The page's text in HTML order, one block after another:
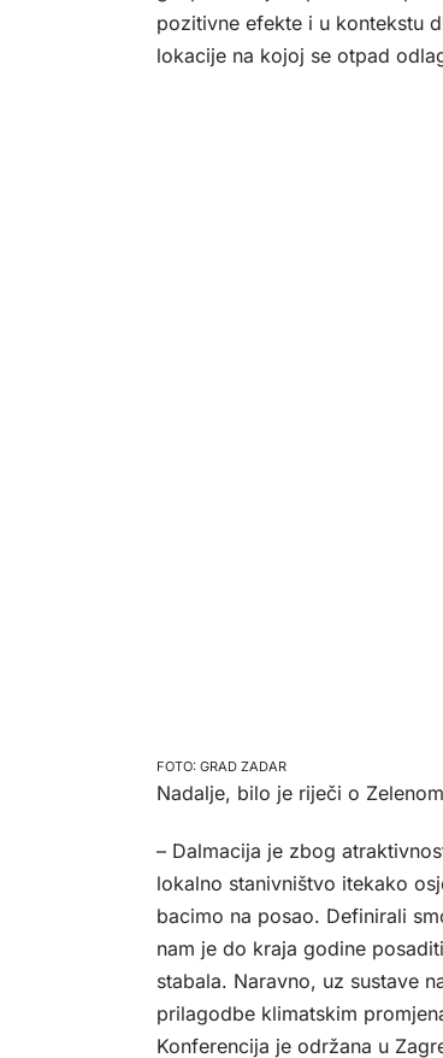
pozitivne efekte i u kontekstu
lokacije na kojoj se otpad
GRAD ZADAR
Nadalje, bilo je riječi o
– Dalmacija je zbog
lokalno stanivništvo itekako
bacimo na posao. Definirali
nam je do kraja godine
stabala. Naravno, uz sustave
prilagodbe klimatskim
Konferencija je održana u